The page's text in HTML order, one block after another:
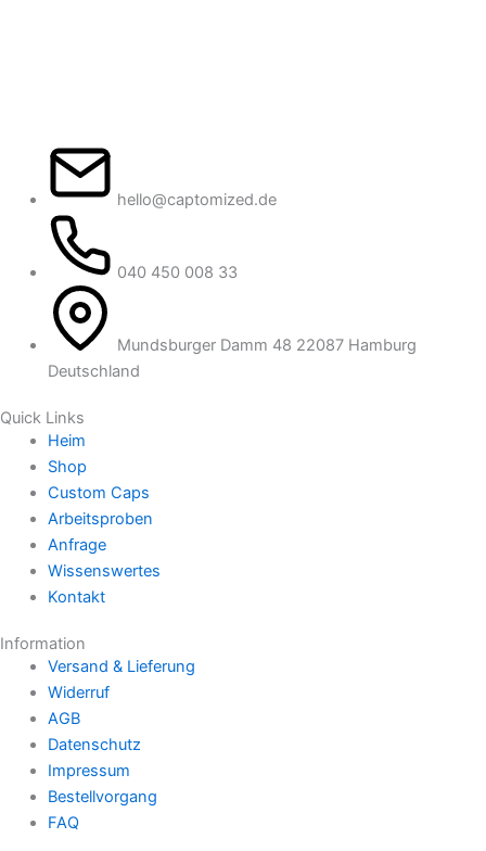
hello@captomized.de
040 450 008 33
Mundsburger Damm 48 22087 Hamburg
Deutschland
Quick Links
Heim
Shop
Custom Caps
Arbeitsproben
Anfrage
Wissenswertes
Kontakt
Information
Versand & Lieferung
Widerruf
AGB
Datenschutz
Impressum
Bestellvorgang
FAQ